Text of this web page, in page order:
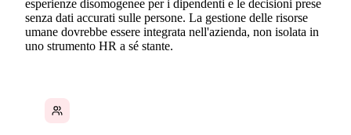
esperienze disomogenee per i dipendenti e le decisioni prese
senza dati accurati sulle persone. La gestione delle risorse
umane dovrebbe essere integrata nell'azienda, non isolata in
uno strumento HR a sé stante.